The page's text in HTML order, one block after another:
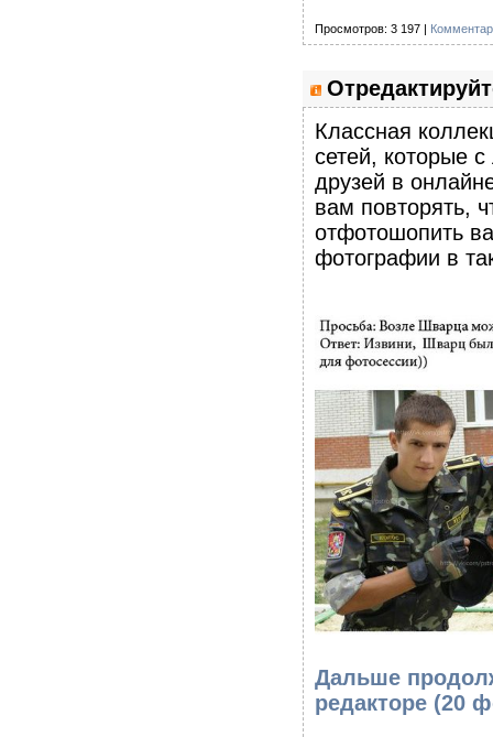
Просмотров: 3 197 |
Классная
сетей, которые
друзей в
вам повторять,
отфотошопить
фотографии в
Дальше
редакторе (20